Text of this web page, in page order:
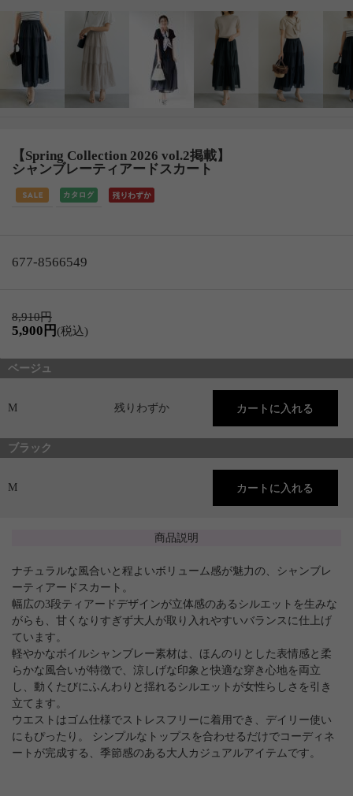
【Spring Collection 2026 vol.2掲載】
シャンブレーティアードスカート
677-8566549
8,910円
5,900円(税込)
ベージュ
M 残りわずか
ブラック
M
商品説明
ナチュラルな風合いと程よいボリューム感が魅力の、シャンブレ
ーティアードスカート。
幅広の3段ティアードデザインが立体感のあるシルエットを生みな
がらも、甘くなりすぎず大人が取り入れやすいバランスに仕上げ
ています。
軽やかなボイルシャンブレー素材は、ほんのりとした表情感と柔
らかな風合いが特徴で、涼しげな印象と快適な穿き心地を両立
し、動くたびにふんわりと揺れるシルエットが女性らしさを引き
立てます。
ウエストはゴム仕様でストレスフリーに着用でき、デイリー使い
にもぴったり。 シンプルなトップスを合わせるだけでコーディネ
ートが完成する、季節感のある大人カジュアルアイテムです。